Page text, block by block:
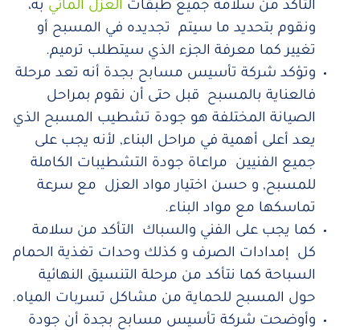
التأكد من سلامة جميع طبقات العزل المائي به،
ونقوم بتحديد ما سيتم تجديده في المسبح أو
تغيير كما معرفة الجزء الذي سيتطلب ترميم.
وتؤكد شركة تأسيس مسابح بجدة أنه تعد مرحلة
فالعناية بالمسبح قبل حتى أن نقوم بمراحل
الصيانة المختلفة هو جودة تشطيب المسبح الذي
يعد أعلى أهمية في مراحل البناء, لأنه يجب على
جميع الفنيين مراعاة جودة التشطيبات الكاملة
للمسبح, و حسن اختيار مواد العزل مع سرعة
تماسكها مع مواد البناء.
كما يجب على الفني والسباك التأكد من سلامة
كل إمدادات الصرف و كذلك وحدات تغذية الحمام
السباحة كما نتأكد من مرحلة التنسيق النهائية
حول المسبح للحماية من مشاكل تسربات المياه.
وأوضحت شركة تأسيس مسابح بجدة أن جودة